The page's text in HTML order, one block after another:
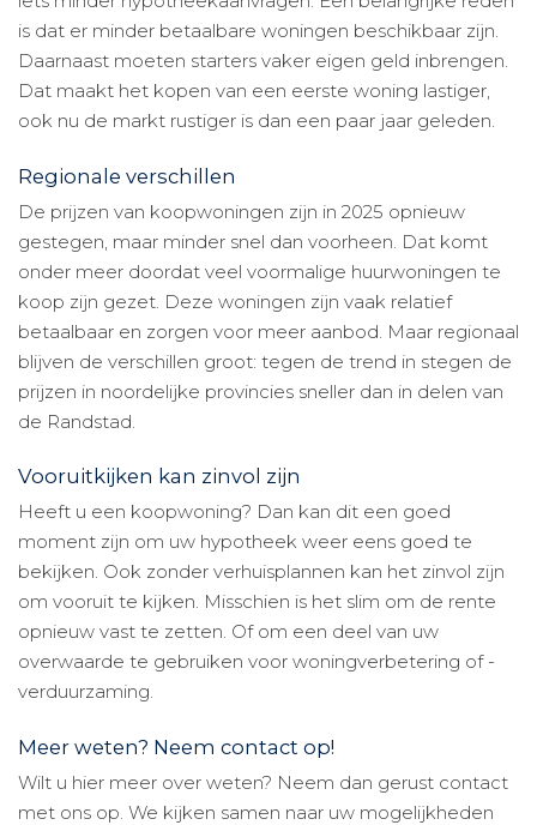
is dat er minder betaalbare woningen beschikbaar zijn.
Daarnaast moeten starters vaker eigen geld inbrengen.
Dat maakt het kopen van een eerste woning lastiger,
ook nu de markt rustiger is dan een paar jaar geleden.
Regionale verschillen
De prijzen van koopwoningen zijn in 2025 opnieuw
gestegen, maar minder snel dan voorheen. Dat komt
onder meer doordat veel voormalige huurwoningen te
koop zijn gezet. Deze woningen zijn vaak relatief
betaalbaar en zorgen voor meer aanbod. Maar regionaal
blijven de verschillen groot: tegen de trend in stegen de
prijzen in noordelijke provincies sneller dan in delen van
de Randstad.
Vooruitkijken kan zinvol zijn
Heeft u een koopwoning? Dan kan dit een goed
moment zijn om uw hypotheek weer eens goed te
bekijken. Ook zonder verhuisplannen kan het zinvol zijn
om vooruit te kijken. Misschien is het slim om de rente
opnieuw vast te zetten. Of om een deel van uw
overwaarde te gebruiken voor woningverbetering of -
verduurzaming.
Meer weten? Neem contact op!
Wilt u hier meer over weten? Neem dan gerust contact
met ons op. We kijken samen naar uw mogelijkheden